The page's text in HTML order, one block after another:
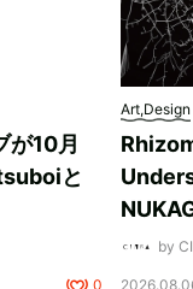
が10月
と
0
Art,Design
by